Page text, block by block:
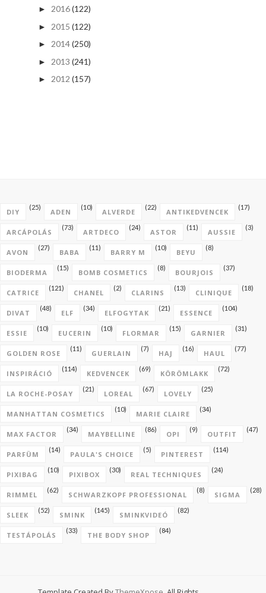
► 2016(122)
► 2015 (122)
► 2014(250)
► 2013 (241)
► 2012 (157)
DIY
(25)
ADEN
(10)
ALVERDE
(22)
ANTIKEDVENCEK
(17)
ARCÁPOLÁS
(73)
ARTDECO
(24)
ASTOR
(11)
AUSSIE
(3)
AVON
(27)
BABA
(11)
BARRY M
(10)
BEYU
(8)
BIODERMA
(15)
BOMB COSMETICS
(8)
BOURJOIS
(37)
CATRICE
(121)
CHANEL
(2)
CLARINS
(13)
CLINIQUE
(18)
DIVAT
(48)
ELF
(34)
ELFOGYTAK
(21)
ESSENCE
(104)
ESSIE
(10)
EUCERIN
(10)
FLORMAR
(15)
GARNIER
(31)
GOLDEN ROSE
(11)
GUERLAIN
(7)
HAJ
(16)
HAUL
(77)
INSPIRÁCIÓ
(114)
KEDVENCEK
(69)
KÖRÖMLAKK
(72)
LA ROCHE-POSAY
(21)
LOREAL
(67)
LOVELY
(25)
MANHATTAN COSMETICS
(10)
MARIE CLAIRE
(34)
MAX FACTOR
(34)
MAYBELLINE
(86)
OPI
(9)
OUTFIT
(47)
PARFÜM
(14)
PAULA'S CHOICE
(5)
PINTEREST
(114)
PIXIBAG
(10)
PIXIBOX
(30)
REAL TECHNIQUES
(24)
RIMMEL
(62)
SCHWARZKOPF PROFESSIONAL
(8)
SIGMA
(28)
SLEEK
(52)
SMINK
(145)
SMINKVIDEÓ
(82)
TESTÁPOLÁS
(33)
THE BODY SHOP
(84)